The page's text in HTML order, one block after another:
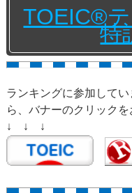
TOEIC®
特
ランキングに参加して
ら、バナーのクリックを
↓ ↓ ↓